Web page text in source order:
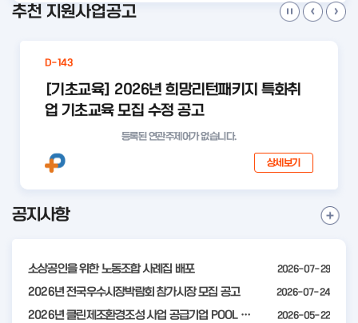
추천 지원사업공고
D-143
[기초교육] 2026년 희망리턴패키지 특화취
업 기초교육 모집 수정 공고
등록된 연관주제어가 없습니다.
상세보기
I공지사항
소상공인을 위한 노동조합 사례집 배포 2026-07-29
2026년 전국우수시장박람회 참가시장 모집 공고 2026-07-24
2026년 클린제조환경조성 사업 공급기업 POOL 안내 2026-05-22
공
항
보
기